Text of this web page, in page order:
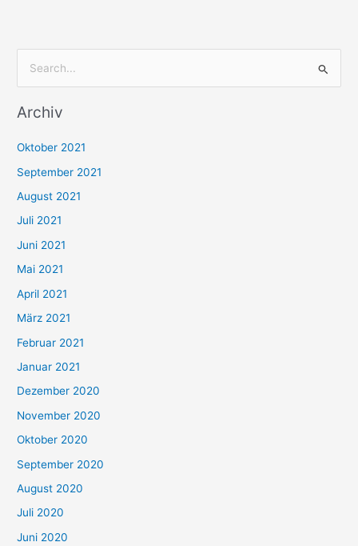
c
n
n
a
c
h
:
Archiv
Oktober 2021
September 2021
August 2021
Juli 2021
Juni 2021
Mai 2021
April 2021
März 2021
Februar 2021
Januar 2021
Dezember 2020
November 2020
Oktober 2020
September 2020
August 2020
Juli 2020
Juni 2020